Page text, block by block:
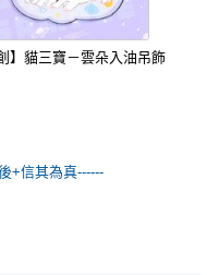
創】貓三寶－雲朵入油吊飾
+信其為真------